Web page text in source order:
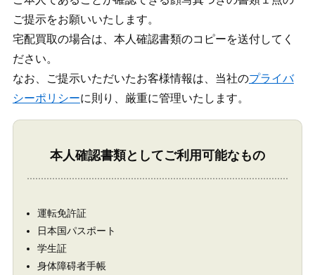
ご提示をお願いいたします。
宅配買取の場合は、本人確認書類のコピーを送付してく
ださい。
なお、ご提示いただいたお客様情報は、当社のプライバ
シーポリシーに則り、厳重に管理いたします。
本人確認書類としてご利用可能なもの
運転免許証
日本国パスポート
学生証
身体障碍者手帳